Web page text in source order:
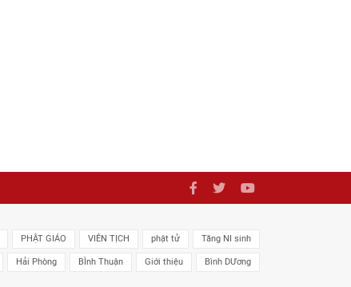
PHẬT GIÁO VIÊN TỊCH phật tử Tăng NI sinh
Hải Phòng BÌnh Thuận Giới thiệu Bình DƯơng